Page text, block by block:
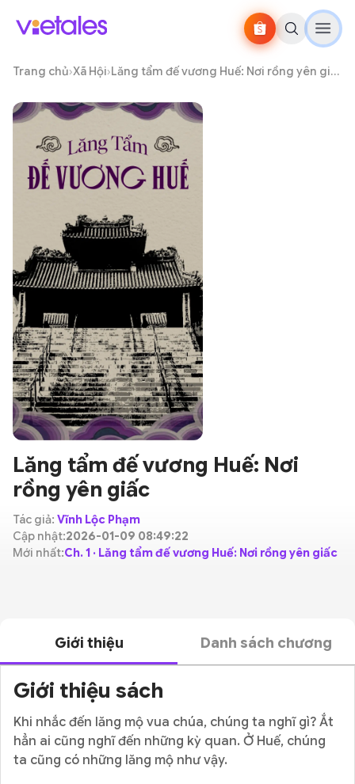
Trang chủ›Xã Hội› Lăng tẩm đế vương Huế: Nơi rồng yên giấc
Lăng tẩm đế vương Huế: Nơi
rồng yên giấc
Tác giả: Vĩnh Lộc Phạm
Cập nhật:2026-01-09 08:49:22
Mới nhất:Ch. 1 · Lăng tẩm đế vương Huế: Nơi rồng yên giấc
Giới thiệu Danh sách chương
Giới thiệu sách
Khi nhắc đến lăng mộ vua chúa, chúng ta nghĩ gì? Ắt
hẳn ai cũng nghĩ đến những kỳ quan. Ở Huế, chúng
ta cũng có những lăng mộ như vậy.